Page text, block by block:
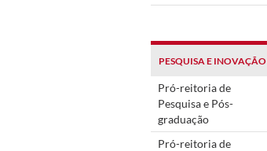
PESQUISA E INOVAÇÃO
Pró-reitoria de
Pesquisa e Pós-
graduação
Pró-reitoria de